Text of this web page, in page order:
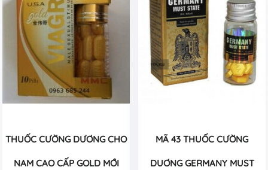
THUỐC CƯỜNG DƯƠNG CHO
NAM CAO CẤP GOLD MỚI
MÃ 43 THUỐC CƯỜNG
DUƠNG GERMANY MUST